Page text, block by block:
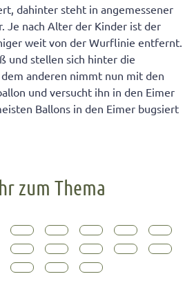
dahinter steht in angemessener
Je nach Alter der Kinder ist der
weit von der Wurflinie entfernt.
und stellen sich hinter die
anderen nimmt nun mit den
und versucht ihn in den Eimer
Ballons in den Eimer bugsiert
zum Thema